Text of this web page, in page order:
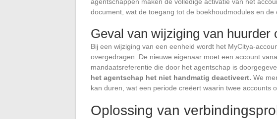
document, wat de toegang tot de boekhoudmodules en de
Geval van wijziging van huurder
Bij een wijziging van een eenheid wordt het MyCitya-
overgedragen. De nieuwe eigenaar moet een account
mandaatsreferentie die door het agentschap is
het agentschap het niet handmatig deactiveert. We
kan duren, wat een periode creëert waarin twee accounts
Oplossing van